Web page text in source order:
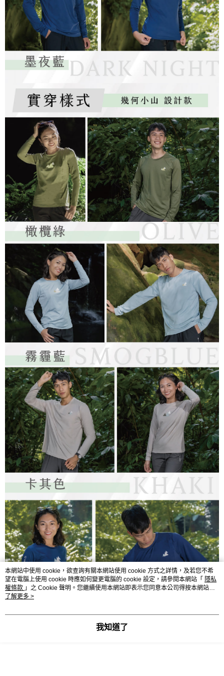
本網站中使用 cookie，欲查詢有關本網站使用 cookie 方式之詳情，及若您不希
望在電腦上使用 cookie 時應如何變更電腦的 cookie 設定，請參閱本網站「 隱私
權條款 」之 Cookie 聲明。您繼續使用本網站即表示您同意本公司得按本網站使
用條款之 Cookie 聲明使用 cookie。
了解更多 >
我知道了